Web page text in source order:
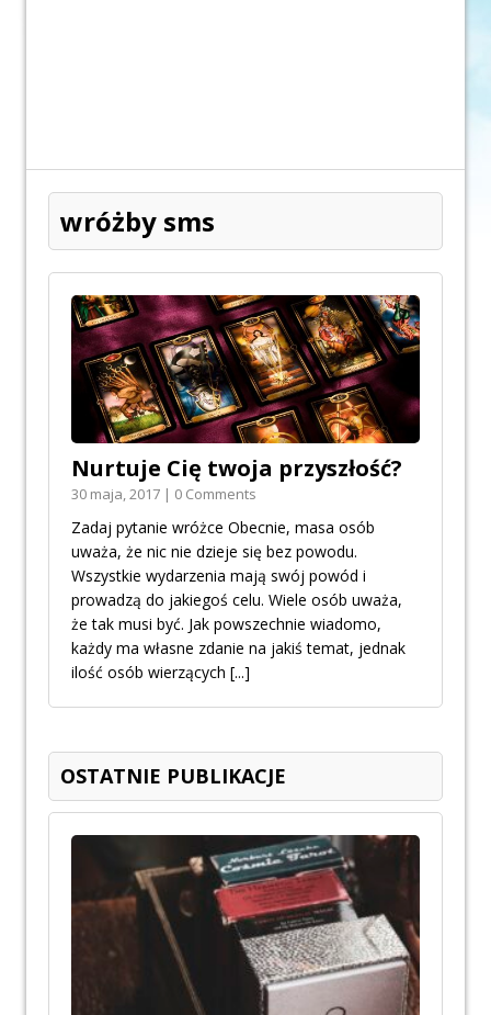
wróżby sms
Nurtuje Cię twoja przyszłość?
30 maja, 2017 | 0 Comments
Zadaj pytanie wróżce Obecnie, masa osób
uważa, że nic nie dzieje się bez powodu.
Wszystkie wydarzenia mają swój powód i
prowadzą do jakiegoś celu. Wiele osób uważa,
że tak musi być. Jak powszechnie wiadomo,
każdy ma własne zdanie na jakiś temat, jednak
ilość osób wierzących [...]
OSTATNIE PUBLIKACJE